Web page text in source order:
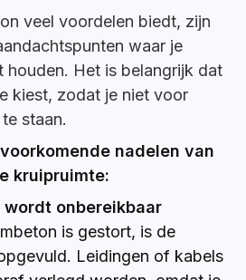
veel voordelen biedt, zijn
waar je
houden. Het is belangrijk dat
kiest, zodat je niet voor
staan.
nadelen van
kruipruimte:
wordt onbereikbaar
is gestort, is de
Leidingen of kabels